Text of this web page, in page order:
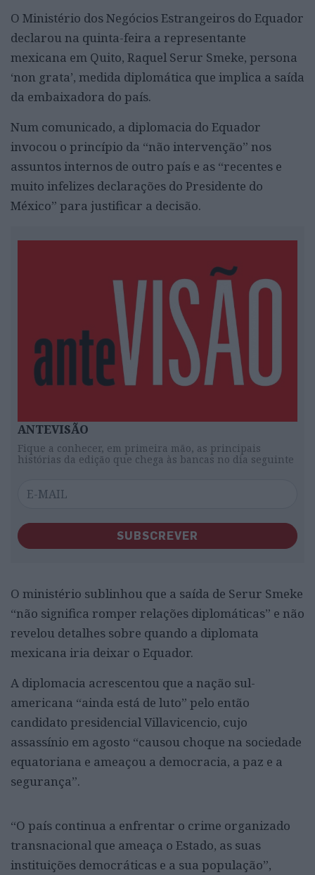
O Ministério dos Negócios Estrangeiros do Equador
declarou na quinta-feira a representante
mexicana em Quito, Raquel Serur Smeke, persona
‘non grata’, medida diplomática que implica a saída
da embaixadora do país.
Num comunicado, a diplomacia do Equador
invocou o princípio da “não intervenção” nos
assuntos internos de outro país e as “recentes e
muito infelizes declarações do Presidente do
México” para justificar a decisão.
ANTEVISÃO
Fique a conhecer, em primeira mão, as principais
histórias da edição que chega às bancas no dia seguinte
SUBSCREVER
O ministério sublinhou que a saída de Serur Smeke
“não significa romper relações diplomáticas” e não
revelou detalhes sobre quando a diplomata
mexicana iria deixar o Equador.
A diplomacia acrescentou que a nação sul-
americana “ainda está de luto” pelo então
candidato presidencial Villavicencio, cujo
assassínio em agosto “causou choque na sociedade
equatoriana e ameaçou a democracia, a paz e a
segurança”.
“O país continua a enfrentar o crime organizado
transnacional que ameaça o Estado, as suas
instituições democráticas e a sua população”,